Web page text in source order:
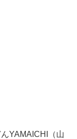
YAMAICHI（山